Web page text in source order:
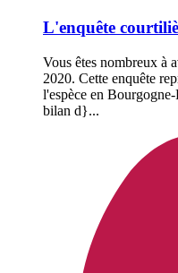
L'enquête
Vous êtes nombreux à
2020. Cette enquête
l'espèce en
bilan d}...